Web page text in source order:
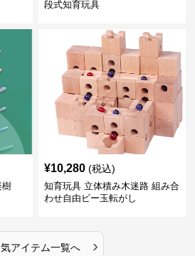
段式知育玩具
樹
¥10,280 (税込)
知育玩具 立体積み木迷路 組み合
わせ自由ビー玉転がし
気アイテム一覧へ ›